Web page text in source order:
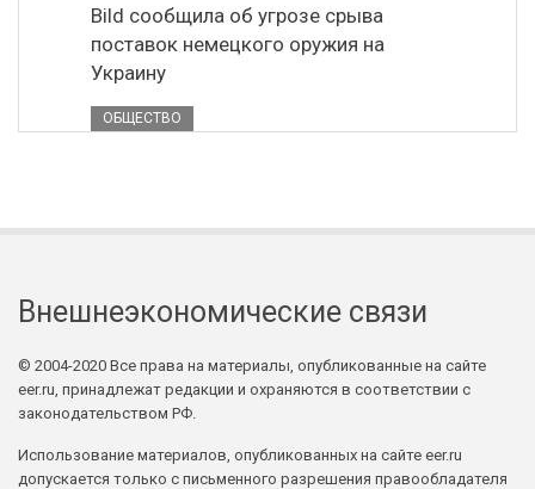
Bild сообщила об угрозе срыва
поставок немецкого оружия на
Украину
ОБЩЕСТВО
Внешнеэкономические связи
© 2004-2020 Все права на материалы, опубликованные на сайте
eer.ru, принадлежат редакции и охраняются в соответствии с
законодательством РФ.
Использование материалов, опубликованных на сайте eer.ru
допускается только с письменного разрешения правообладателя